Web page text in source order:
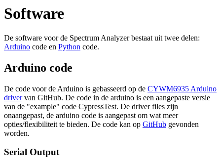
Software
De software voor de Spectrum Analyzer bestaat uit twee delen:
Arduino code en Python code.
Arduino code
De code voor de Arduino is gebasseerd op de CYWM6935 Arduino
drivervan GitHub. De code in de arduino is een aangepaste versie
van de "example" code CypressTest. De driver files zijn
onaangepast, de arduino code is aangepast om wat meer
opties/flexibiliteit te bieden. De code kan op GitHub gevonden
worden.
Serial Output